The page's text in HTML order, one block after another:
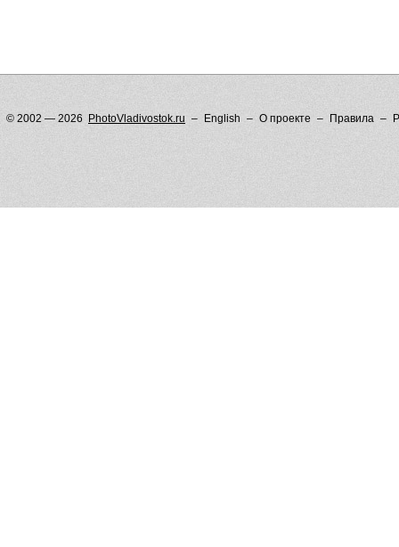
© 2002 — 2026 PhotoVladivostok.ru English О проекте Правила